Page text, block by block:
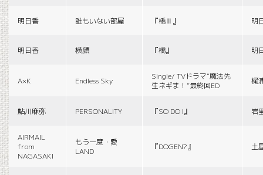
明日香 誰もいない部屋 『橋Ⅱ』 明
明日香 横顔 『橋』 明
A×K Endless Sky
Single/ TVドラマ“魔法先
生ネギま！”最終回ED
梶
鮎川麻弥 PERSONALITY 『SO DO I』 岩
AIRMAIL
from
NAGASAKI
もう一度・愛
LAND
『DOGEN?』 土